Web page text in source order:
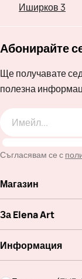
Иширков 3
Абонирайте
Ще получавате
полезна
Съгласявам се с
Магазин
За Elena Art
Информация